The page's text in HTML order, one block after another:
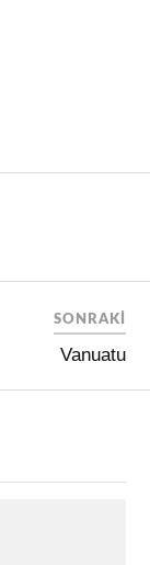
SONRAKI
Vanuatu